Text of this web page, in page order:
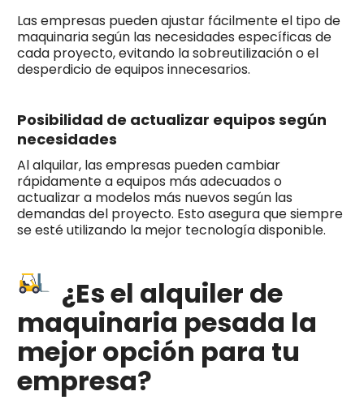
Las empresas pueden ajustar fácilmente el tipo de
maquinaria según las necesidades específicas de
cada proyecto, evitando la sobreutilización o el
desperdicio de equipos innecesarios.
Posibilidad de actualizar equipos según
necesidades
Al alquilar, las empresas pueden cambiar
rápidamente a equipos más adecuados o
actualizar a modelos más nuevos según las
demandas del proyecto. Esto asegura que siempre
se esté utilizando la mejor tecnología disponible.
¿Es el alquiler de
maquinaria pesada la
mejor opción para tu
empresa?